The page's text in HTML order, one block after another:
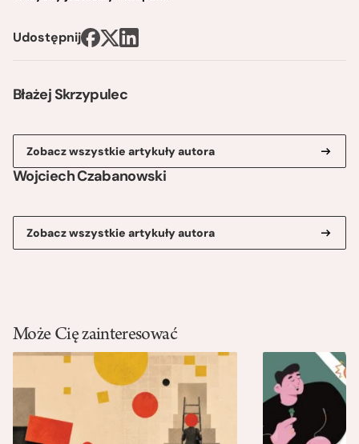
Błażej Skrzypulec
Zobacz wszystkie artykuły autora
Wojciech Czabanowski
Zobacz wszystkie artykuły autora
Udostępnij
Może Cię zainteresować